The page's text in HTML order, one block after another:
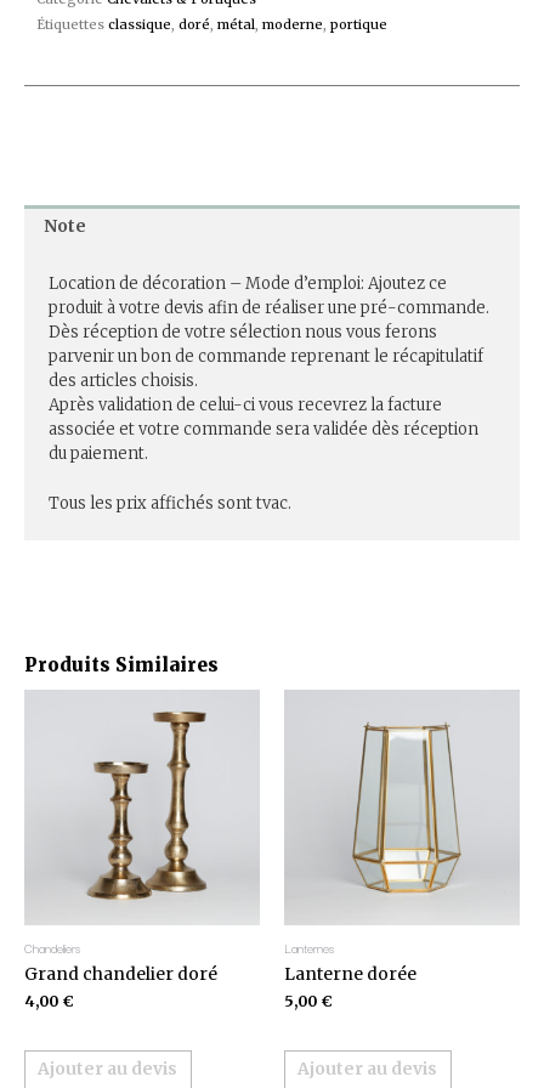
Produits Similaires
Chandeliers
Grand chandelier doré
4,00 €
Ajouter au devis
Lanternes
Lanterne dorée
5,00 €
Ajouter au devis
Étiquettes classique, doré, métal, moderne, portique
Note
Location de décoration – Mode d’emploi: Ajoutez ce
produit à votre devis afin de réaliser une pré-commande.
Dès réception de votre sélection nous vous ferons
parvenir un bon de commande reprenant le récapitulatif
des articles choisis.
Après validation de celui-ci vous recevrez la facture
associée et votre commande sera validée dès réception
du paiement.
Tous les prix affichés sont tvac.